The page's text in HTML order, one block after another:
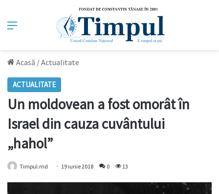
Meniu
Acasă /Actualitate
ACTUALITATE
Un moldovean a fost omorât în
Israel din cauza cuvântului
„hahol”
Timpul.md 19 iunie 2018 0 13